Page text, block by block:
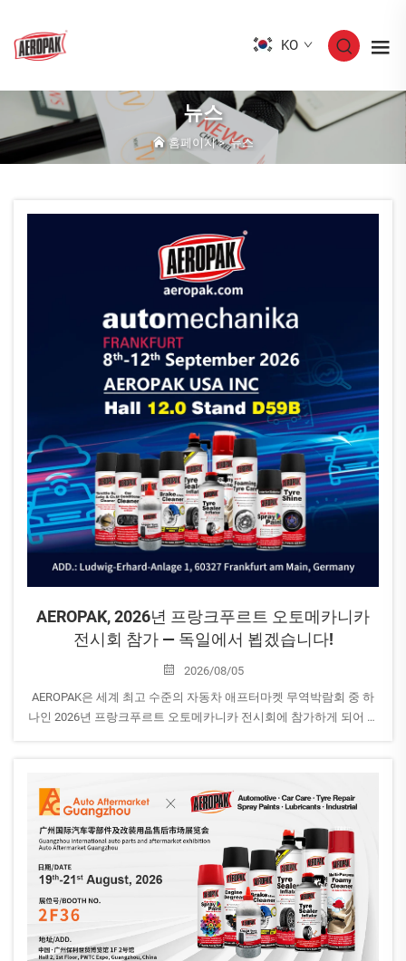
KO
뉴스
홈페이지>뉴스
AEROPAK, 2026년 프랑크푸르트 오토메카니카
전시회 참가 — 독일에서 뵙겠습니다!
2026/08/05
AEROPAK은 세계 최고 수준의 자동차 애프터마켓 무역박람회 중 하
나인 2026년 프랑크푸르트 오토메카니카 전시회에 참가하게 되어 기
홀: 12.0 | 부스 D59B
장소: 루트비히-에르하르트-아나라게 1, 프랑크푸르트암마인, 독일